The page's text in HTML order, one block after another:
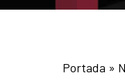
Portada »